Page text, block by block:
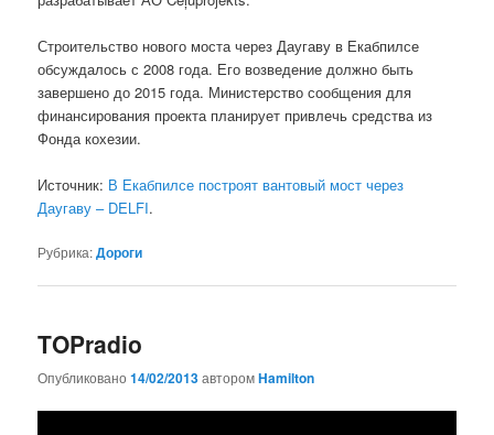
Строительство нового моста через Даугаву в Екабпилсе
обсуждалось с 2008 года. Его возведение должно быть
завершено до 2015 года. Министерство сообщения для
финансирования проекта планирует привлечь средства из
Фонда кохезии.
Источник: В Екабпилсе построят вантовый мост через
Даугаву – DELFI.
Рубрика:Дороги
TOPradio
Опубликовано14/02/2013авторомHamilton